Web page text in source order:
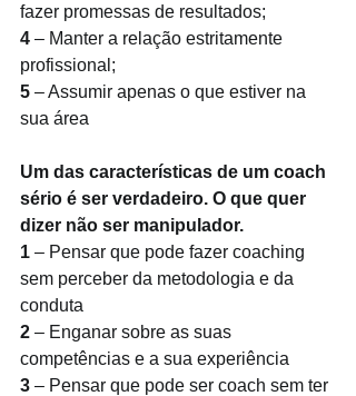
fazer promessas de resultados;
4 – Manter a relação estritamente
profissional;
5 – Assumir apenas o que estiver na
sua área
Um das características de um coach
sério é ser verdadeiro. O que quer
dizer não ser manipulador.
1 – Pensar que pode fazer coaching
sem perceber da metodologia e da
conduta
2 – Enganar sobre as suas
competências e a sua experiência
3 – Pensar que pode ser coach sem ter